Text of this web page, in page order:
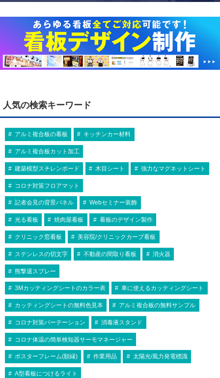
人気の検索キーワード
アルミ複合板の看板 キッチンカー材料
アルミ複合板カット加工
建築模型スチレンボード 木目シート 強力なマグネットシート
コロナ対策フロアマット
記者会見の背景パネル Webセミナー装飾
光る看板 焼肉屋看板 看板のデザイン製作
クリニック窓看板 美容院/クリニックカーブ看板
ステンレスの切文字 不動産の間取り看板 消火器
熊撃退スプレー
3Mカッティングシートのカラー表 車に使えるカッティングシート
カッティングシートの無料色見本 アルミ複合板の無料サンプル
コロナ対策パーテーション 消毒液スタンド
コロナ体温の簡単検知器サーモマネージャー
ポスターフレーム(額縁) 作業用品 太陽光/風力発電標識
A型看板につけるライト